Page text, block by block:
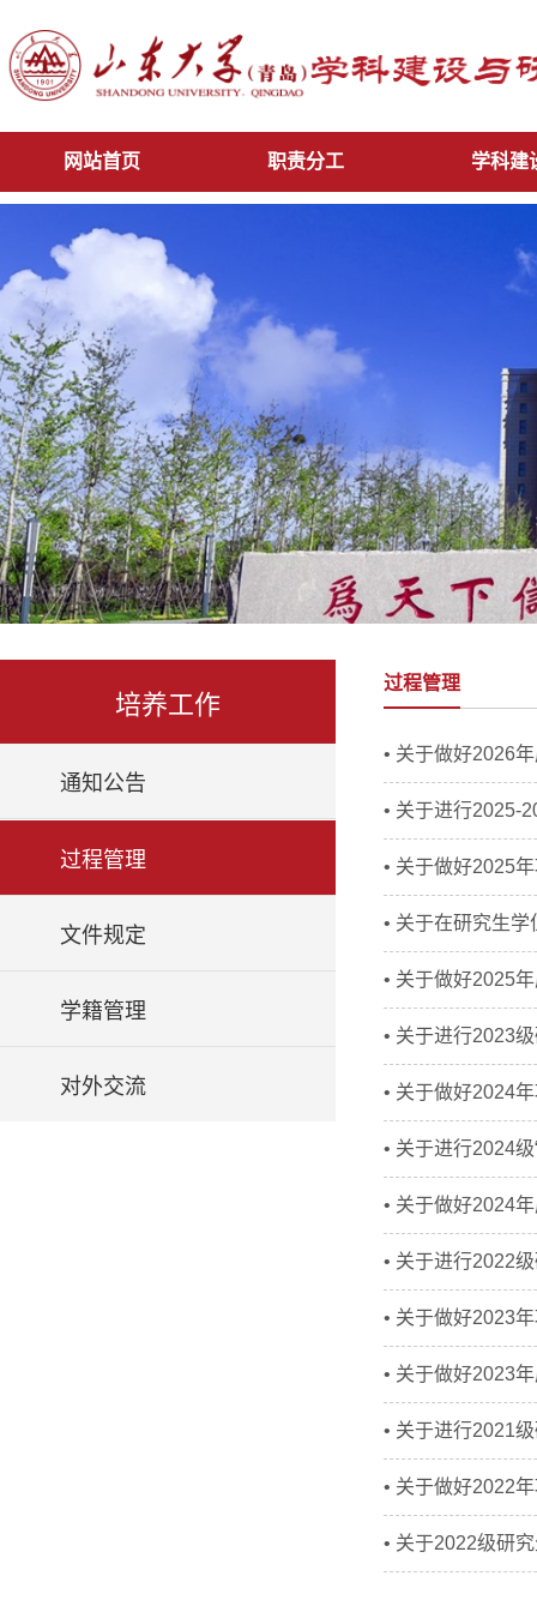
网站首页 职责分工 学科建
培养工作
通知公告
过程管理
文件规定
学籍管理
对外交流
过程管理
• 关于做好2026
• 关于进行2025-
• 关于做好2025
• 关于在研究生
• 关于做好2025
• 关于进行2023
• 关于做好2024
• 关于进行2024
• 关于做好2024
• 关于进行2022
• 关于做好2023
• 关于做好2023
• 关于进行2021
• 关于做好2022
• 关于2022级研